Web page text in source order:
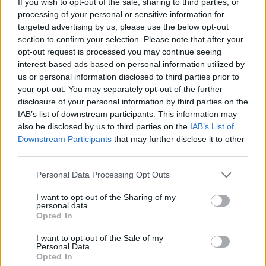
processing of your personal or sensitive information for
targeted advertising by us, please use the below opt-out
section to confirm your selection. Please note that after your
opt-out request is processed you may continue seeing
interest-based ads based on personal information utilized by
us or personal information disclosed to third parties prior to
your opt-out. You may separately opt-out of the further
disclosure of your personal information by third parties on the
IAB’s list of downstream participants. This information may
also be disclosed by us to third parties on the IAB’s List of
Downstream Participants that may further disclose it to other
Please note that this website/app uses one or more Google
not limited to your visit or usage behaviour. You may click to
grant or deny consent to Google and its third-party tags to
use your data for below specified purposes in below Google
consent section.
Personal Data Processing Opt Outs
I want to opt-out of the Sharing of my
personal data.
Opted In
I want to opt-out of the Sale of my
Personal Data.
Opted In
EMIATT CSÖKKENHET A HATÁSUK
Érdemes odafigyelni rá
08. 01.
EGYRE TÖBB FIATALNÁL JELENTKEZIK EZ A
VITAMINHIÁNY – ILYEN JELEKRE FIGYELJ
Erre figyelj!
07. 31.
NEM A CITROMSAV, AZ ECET VAGY A
SZÓDABIKARBÓNA A LEGERŐSEBB: EZT HASZNÁLJÁK A
SZÁLLODÁKBAN A VÍZKŐ ELLEN
Ez a szer tényleg eltünteti a vízkövet
24 ÓRA TOVÁBBI HÍREI
24 óra